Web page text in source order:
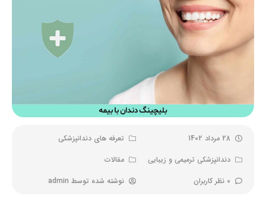
28 مرداد 1402
تعرفه های دندانپزشکی
دندانپزشکی ترمیمی و زیبایی
مقالات
0 نظر کاربران
نوشته شده توسط admin